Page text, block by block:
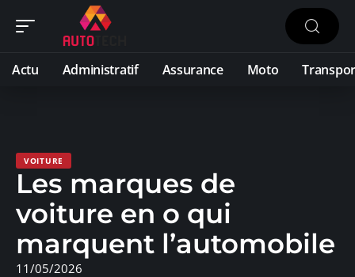
Actu Administratif Assurance Moto
VOITURE
Les marques de
voiture en o qui
marquent l’automobile
11/05/2026